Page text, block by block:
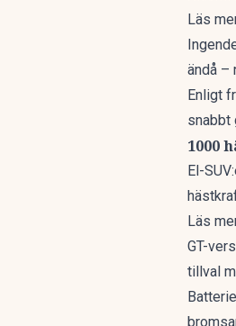
Läs
ändå –
Enligt
snabbt
1000
El-
Läs
GT-
tillval